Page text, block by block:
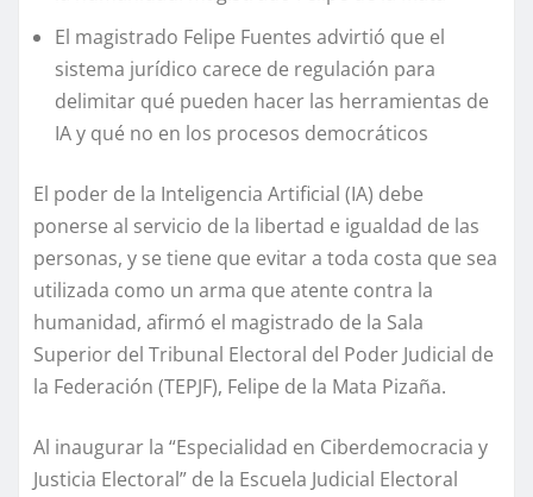
El magistrado Felipe Fuentes advirtió que el
sistema jurídico carece de regulación para
delimitar qué pueden hacer las herramientas de
IA y qué no en los procesos democráticos
El poder de la Inteligencia Artificial (IA) debe
ponerse al servicio de la libertad e igualdad de las
personas, y se tiene que evitar a toda costa que sea
utilizada como un arma que atente contra la
humanidad, afirmó el magistrado de la Sala
Superior del Tribunal Electoral del Poder Judicial de
la Federación (TEPJF), Felipe de la Mata Pizaña.
Al inaugurar la “Especialidad en Ciberdemocracia y
Justicia Electoral” de la Escuela Judicial Electoral